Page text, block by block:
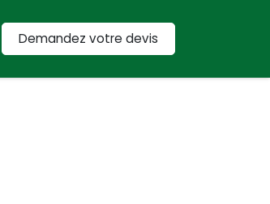
Tondeuses Tracteurs Véhicules utilitaires
Demandez votre devis